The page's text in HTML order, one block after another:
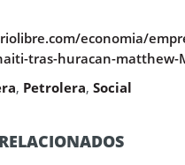
economia/
tras-huracan-matthew-
, Petrolera, Social